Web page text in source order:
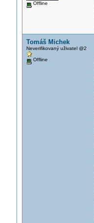
Offline
Tomáš Michek
Neverifikovaný uživatel @2
Offline